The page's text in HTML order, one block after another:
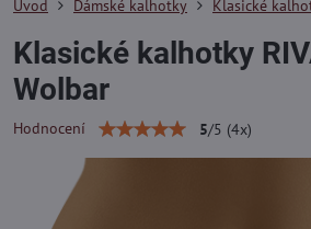
Úvod Dámské kalhotky Klasické
Klasické kalhotky
Wolbar
Hodnocení 5/5 (4x)